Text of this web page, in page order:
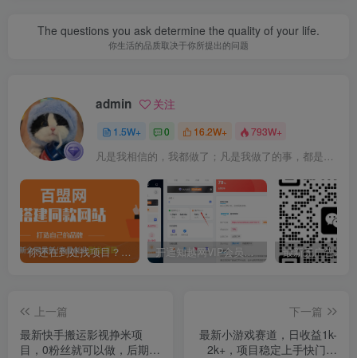
The questions you ask determine the quality of your life.
你生活的品质取决于你所提出的问题
admin 关注
1.5W+ 0 16.2W+ 793W+
凡是我相信的，我都做了；凡是我做了的事，都是全身心地投入去做的
你还在到处找项目？还在当韭菜？我靠卖项目一个月收入5万+，曾经我也是个失败者。 开通知越网VIP会员，尊享全站资源免费下载，享70%的推广提成！！【限时五折优惠】
上一篇
最新快手搬运影视挣米项
目，0粉丝就可以做，后期收
下一篇
最新小游戏赛道，日收益1k-
2k+，项目稳定上手快门槛